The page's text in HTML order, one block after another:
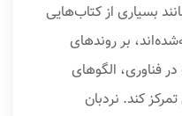
بسیاری از کتاب‌هایی
بر روندهای
فناوری، الگوهای
کند. نردبان